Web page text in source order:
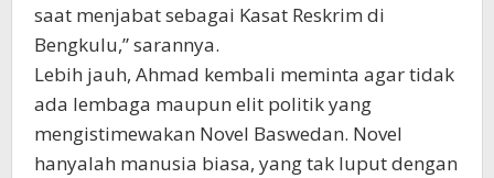
saat menjabat sebagai Kasat Reskrim di
Bengkulu,” sarannya.
Lebih jauh, Ahmad kembali meminta agar tidak
ada lembaga maupun elit politik yang
mengistimewakan Novel Baswedan. Novel
hanyalah manusia biasa, yang tak luput dengan